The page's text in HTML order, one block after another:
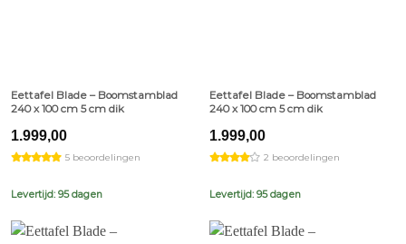
Eettafel Blade – Boomstamblad
240 x 100 cm 5 cm dik
1.999,00
5 beoordelingen
Levertijd: 95 dagen
Eettafel Blade – Boomstamblad
240 x 100 cm 5 cm dik
1.999,00
2 beoordelingen
Levertijd: 95 dagen